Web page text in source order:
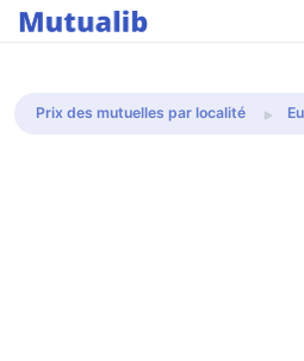
Prix des mutuelles par localité